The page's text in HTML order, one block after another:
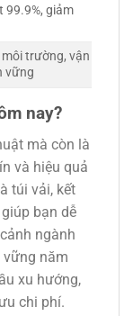
99.9%, giảm
môi trường, vận
vững
nay?
mà còn là
và hiệu quả
túi vải, kết
bạn dễ
ngành
vững năm
xu hướng,
chi phí.